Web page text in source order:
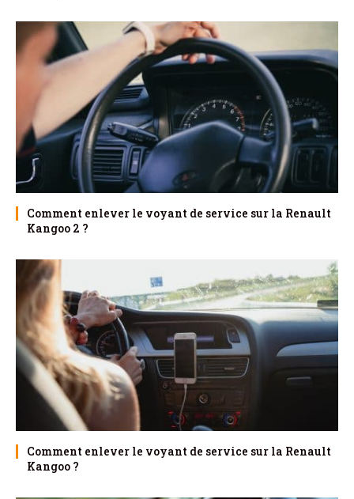
Comment enlever le voyant de service sur la Renault
Kangoo 2 ?
Comment enlever le voyant de service sur la Renault
Kangoo ?